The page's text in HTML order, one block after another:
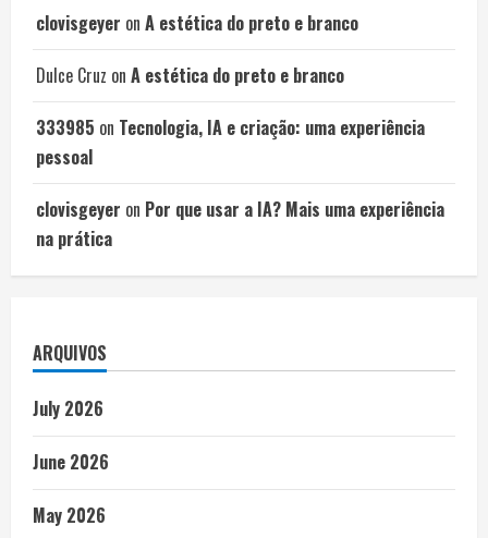
clovisgeyer on A estética do preto e branco
Dulce Cruz on A estética do preto e branco
333985 on Tecnologia, IA e criação: uma experiência
pessoal
clovisgeyer on Por que usar a IA? Mais uma experiência
na prática
ARQUIVOS
July 2026
June 2026
May 2026